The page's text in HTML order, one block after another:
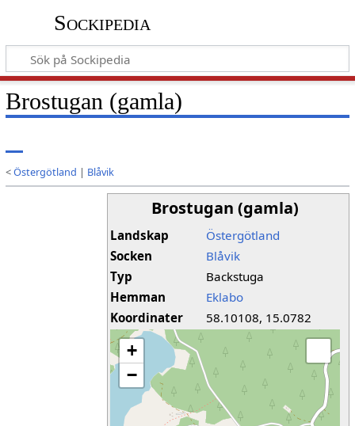
Sockipedia
Brostugan (gamla)
<Östergötland | Blåvik
Brostugan (gamla)
Landskap
Östergötland
Socken
Blåvik
Typ
Backstuga
Hemman
Eklabo
Koordinater
58.10108, 15.0782
+
−